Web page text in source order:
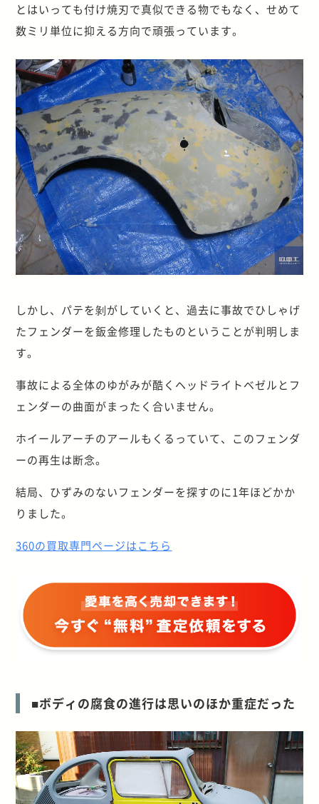
とはいっても付け焼刃で真似できる物でもなく、せめて
数ミリ単位に抑える方向で頑張っています。
しかし、パテを剝がしていくと、過去に事故でひしゃげ
たフェンダーを鈑金修理したものということが判明しま
す。
事故による全体のゆがみが酷くヘッドライトベゼルとフ
ェンダーの曲面がまったく合いません。
ホイールアーチのアールもくるっていて、このフェンダ
ーの再生は断念。
結局、ひずみのないフェンダーを探すのに1年ほどかか
りました。
360の買取専門ページはこちら
■ボディの腐食の進行は思いのほか重症だった